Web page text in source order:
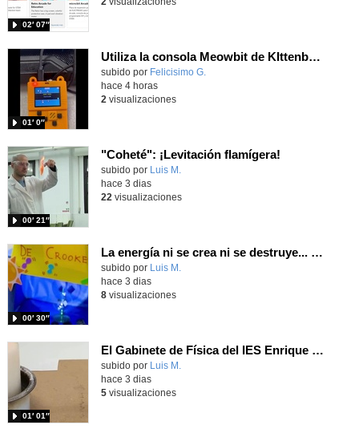
02′ 07″
Utiliza la consola Meowbit de KIttenbot para jugar con tus programas MakeCode Arcade
Contenido educativo.
subido por Felicisimo G.
01′ 0″
hace 4 horas
2 visualizaciones
"Coheté": ¡Levitación flamígera!
Contenido educativo.
subido por Luis M.
00′ 21″
hace 3 dias
22 visualizaciones
La energía ni se crea ni se destruye... ¡se experimenta! El Tierno en la Feria Madrid es Ciencia 2026
Contenido educativo.
subido por Luis M.
00′ 30″
hace 3 dias
8visualizaciones
El Gabinete de Física del IES Enrique Tierno Galván de Parla (Curso 25-26)
Contenido educativo.
subido por Luis M.
01′ 01″
hace 3 dias
5visualizaciones